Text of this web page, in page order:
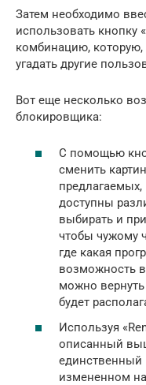
Затем необходимо
использовать кнопку
комбинацию,
угадать другие
Вот еще несколько
блокировщика:
С помощью
сменить
доступны
выбирать и
чтобы чужому
где какая
возможность
можно
будет
Используя
описанный
единственный
измененном